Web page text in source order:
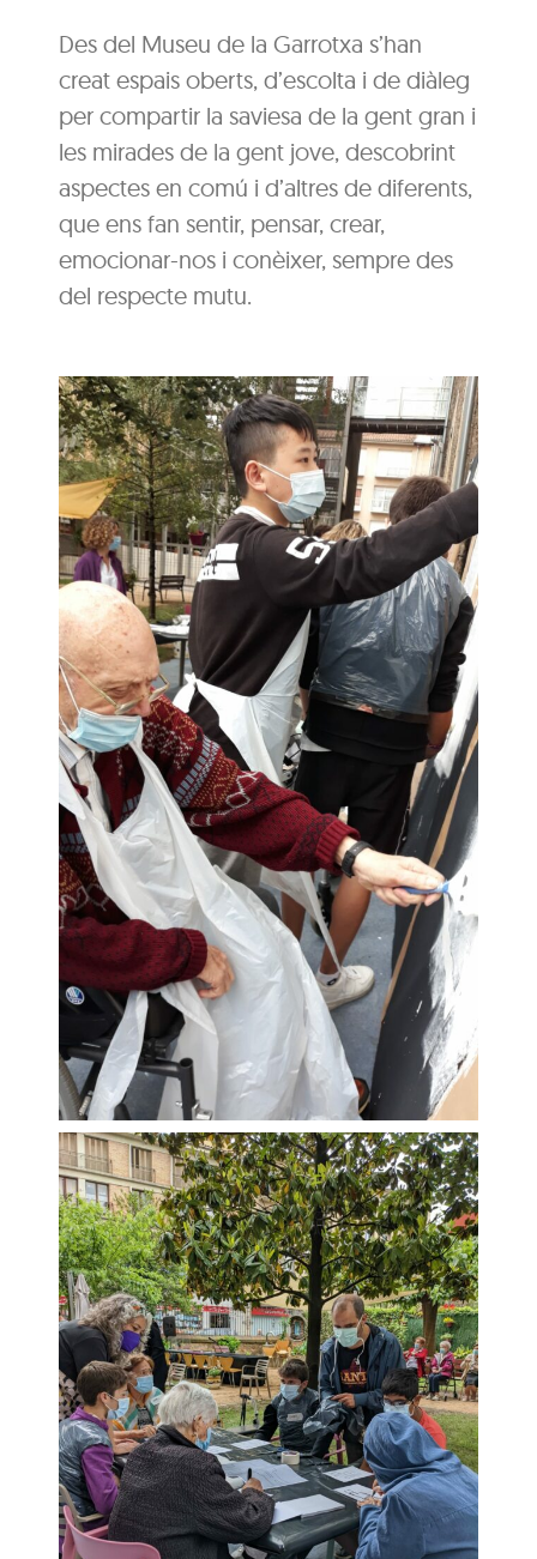
Des del Museu de la Garrotxa s’han
creat espais oberts, d’escolta i de diàleg
per compartir la saviesa de la gent gran i
les mirades de la gent jove, descobrint
aspectes en comú i d’altres de diferents,
que ens fan sentir, pensar, crear,
emocionar-nos i conèixer, sempre des
del respecte mutu.